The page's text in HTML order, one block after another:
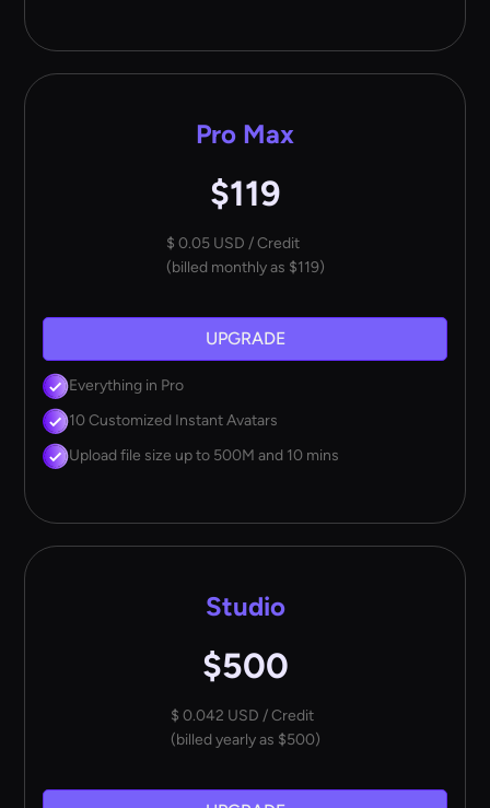
Pro Max
$119
$ 0.05 USD / Credit
(billed monthly as $119)
UPGRADE
Everything in Pro
10 Customized Instant Avatars
Upload file size up to 500M and 10 mins
Studio
$500
$ 0.042 USD / Credit
(billed yearly as $500)